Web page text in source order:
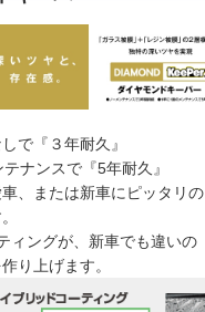
で『３年耐久』
ナンスで『5年耐久』
、または新車にピッタリの
ィングが、新車でも違いの
り上げます。